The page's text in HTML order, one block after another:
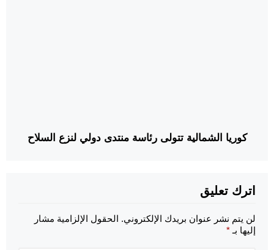
كوريا الشمالية تتولى رئاسة منتدى دولي لنزع السلاح
اترك تعليق
لن يتم نشر عنوان بريدك الإلكتروني. الحقول الإلزامية مشار
إليها بـ *